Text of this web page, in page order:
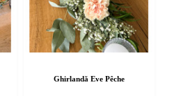
Ghirlandă Eve Pêche